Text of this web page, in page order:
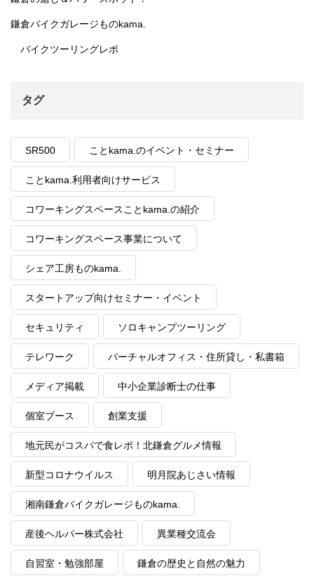
鎌倉バイクガレージものkama.
バイクツーリングレポ
タグ
SR500 ことkama.のイベント・セミナー
ことkama.利用者向けサービス
コワーキングスペースことkama.の紹介
コワーキングスペース事業について
シェア工房ものkama.
スタートアップ向けセミナー・イベント
セキュリティ ソロキャンプツーリング
テレワーク バーチャルオフィス・住所貸し・私書箱
メディア掲載 中小企業診断士の仕事
個室ブース 創業支援
地元民がコスパで食レポ！北鎌倉グルメ情報
新型コロナウイルス 明月院あじさい情報
湘南鎌倉バイクガレージものkama.
産後ヘルパー株式会社 異業種交流会
自習室・勉強部屋 鎌倉の歴史と自然の魅力